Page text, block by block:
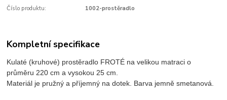
Číslo produktu: 1002-prostěradlo
Kompletní specifikace
Kulaté (kruhové) prostěradlo FROTÉ na velikou matraci o
průměru220 cm a vysokou 25 cm.
Materiál je pružný a příjemný na dotek. Barva jemně smetanová.